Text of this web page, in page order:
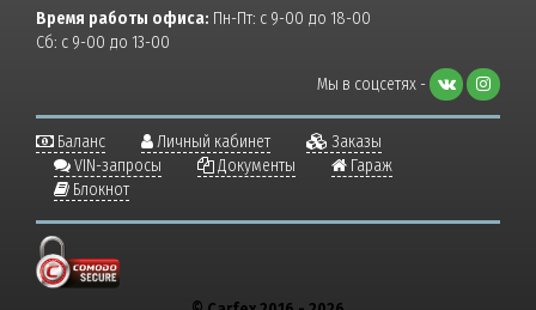
Время работы офиса: Пн-Пт: с 9-00 до 18-00
Сб: с 9-00 до 13-00
Мы в соцсетях -
Баланс Личный кабинет
Заказы
VIN-запросы
Документы
Гараж
Блокнот